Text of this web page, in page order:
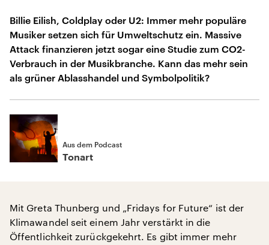
Billie Eilish, Coldplay oder U2: Immer mehr populäre
Musiker setzen sich für Umweltschutz ein. Massive
Attack finanzieren jetzt sogar eine Studie zum CO2-
Verbrauch in der Musikbranche. Kann das mehr sein
als grüner Ablasshandel und Symbolpolitik?
Aus dem Podcast
Tonart
Mit Greta Thunberg und „Fridays for Future“ ist der
Klimawandel seit einem Jahr verstärkt in die
Öffentlichkeit zurückgekehrt. Es gibt immer mehr